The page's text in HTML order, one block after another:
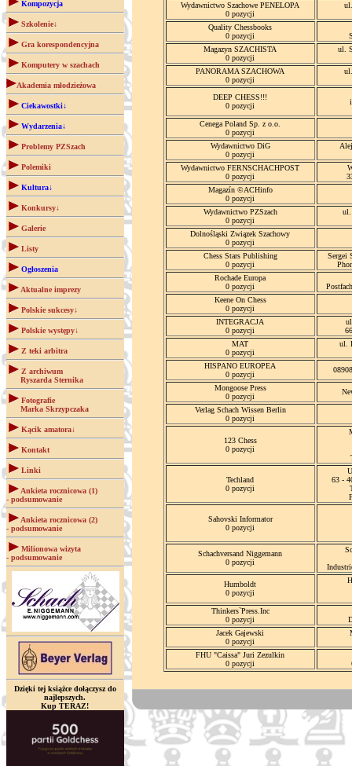
Kompozycja
Szkolenie↓
Gra korespondencyjna
Komputery w szachach
Akademia młodzieżowa
Ciekawostki↓
Wydarzenia↓
Problemy PZSzach
Polemiki
Kultura↓
Konkursy↓
Galerie
Listy
Ogłoszenia
Aktualne imprezy
Polskie sukcesy↓
Polskie występy↓
Z teki arbitra
Z archiwum
Ryszarda Sternika
Fotografie
Marka Skrzypczaka
Kącik amatora↓
Kontakt
Linki
Ankieta rocznicowa (1)
- podsumowanie
Ankieta rocznicowa (2)
- podsumowanie
Milionowa wizyta
- podsumowanie
Dzięki tej książce dołączysz do
najlepszych.
Kup TERAZ!
Wydawnictwo Szachowe PENELOPA
0 pozycji
Quality Chessbooks
0 pozycji
Magazyn SZACHISTA
0 pozycji
ul.
PANORAMA SZACHOWA
0 pozycji
DEEP CHESS!!!
0 pozycji
Cenega Poland Sp. z o.o.
0 pozycji
Wydawnictwo DiG
0 pozycji
Wydawnictwo FERNSCHACHPOST
0 pozycji
Magazín ©ACHinfo
0 pozycji
Wydawnictwo PZSzach
0 pozycji
ul.
Dolnośląski Związek Szachowy
0 pozycji
Chess Stars Publishing
0 pozycji
Sergei
Rochade Europa
0 pozycji
Keene On Chess
0 pozycji
INTEGRACJA
0 pozycji
MAT
0 pozycji
ul.
HISPANO EUROPEA
0 pozycji
Mongoose Press
0 pozycji
Verlag Schach Wissen Berlin
0 pozycji
123 Chess
0 pozycji
Techland
0 pozycji
63 -
Sahovski Informator
0 pozycji
Schachversand Niggemann
0 pozycji
Humboldt
0 pozycji
Thinkers`Press.Inc
0 pozycji
Jacek Gajewski
0 pozycji
FHU "Caissa" Juri Zezulkin
0 pozycji